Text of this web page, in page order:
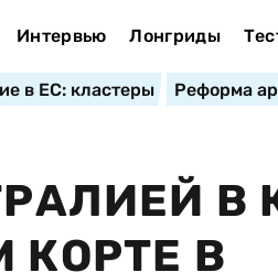
Интервью Лонгриды
в ЕС: кластеры Реформа
В
КОРТЕ В